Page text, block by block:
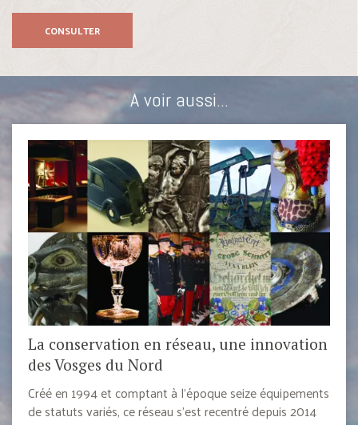
CONSULTER
A voir aussi...
La conservation en réseau, une innovation
des Vosges du Nord
Créé en 1994 et comptant à l’époque seize équipements
de statuts variés, ce réseau s’est recentré depuis 2014